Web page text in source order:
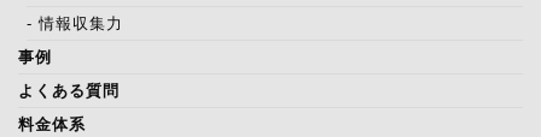
- 情報収集力
事例
よくある質問
料金体系